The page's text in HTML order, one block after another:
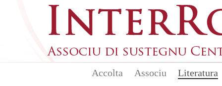
Accolta Associu Literatura